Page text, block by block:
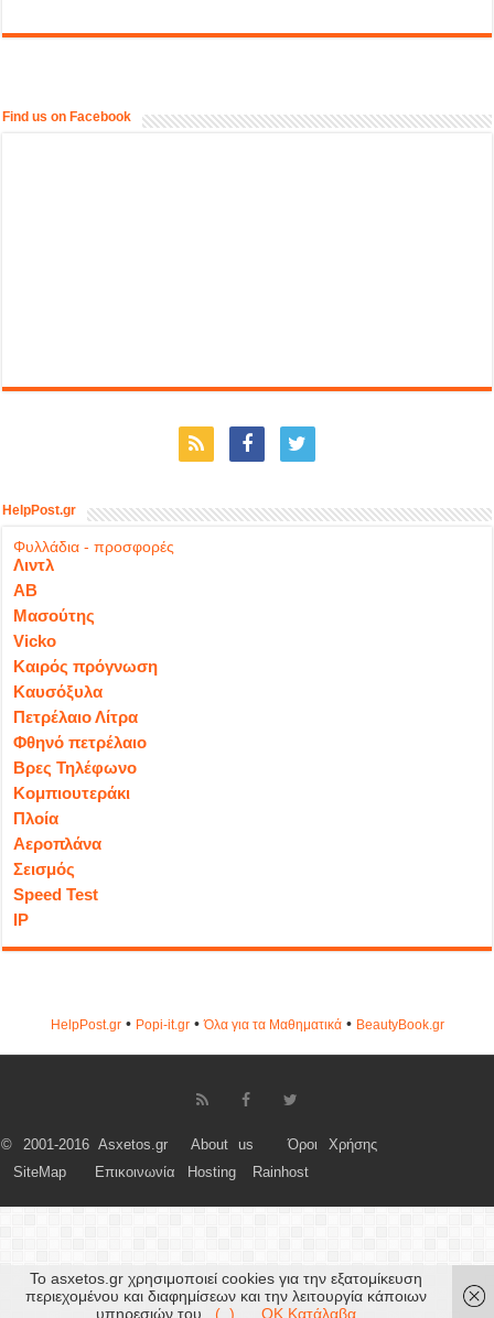
Find us on Facebook
HelpPost.gr
Φυλλάδια - προσφορές
Λιντλ
ΑΒ
Μασούτης
Vicko
Καιρός πρόγνωση
Καυσόξυλα
Πετρέλαιο Λίτρα
Φθηνό πετρέλαιο
Βρες Τηλέφωνο
Κομπιουτεράκι
Πλοία
Αεροπλάνα
Σεισμός
Speed Test
IP
HelpPost.gr• Popi-it.gr•Όλα για τα Μαθηματικά• ΒeautyΒook.gr
© 2001-2016 Asxetos.gr About us
Όροι Χρήσης
SiteMap
Επικοινωνία Hosting Rainhost
Το asxetos.gr χρησιμοποιεί cookies για την εξατομίκευση
περιεχομένου και διαφημίσεων και την λειτουργία κάποιων
υπηρεσιών του.
(..) OK Κατάλαβα